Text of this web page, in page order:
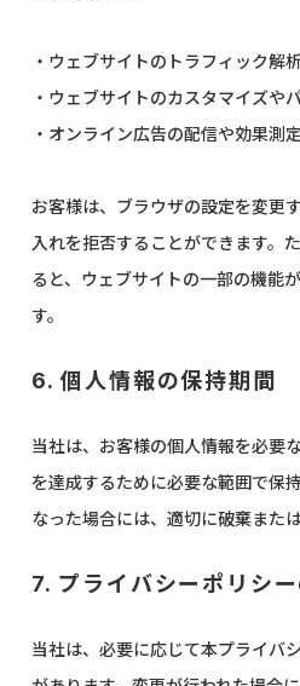
・ウェブサイトのトラフィック解
・ウェブサイトのカスタマイズや
・オンライン広告の配信や効果測定
お客様は、ブラウザの設定を変更
入れを拒否することができます。
ると、ウェブサイトの一部の機能
す。
6. 個人情報の保持期間
当社は、お客様の個人情報を必要
を達成するために必要な範囲で保
なった場合には、適切に破棄また
7. プライバシーポリシ
当社は、必要に応じて本プライバ